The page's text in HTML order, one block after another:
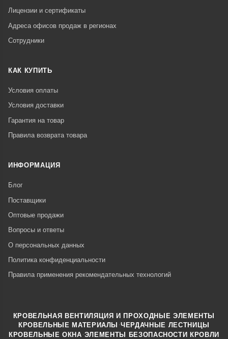
Лицензии и сертификаты
Адреса офисов продаж в регионах
Сотрудники
КАК КУПИТЬ
Условия оплаты
Условия доставки
Гарантия на товар
Правила возврата товара
ИНФОРМАЦИЯ
Блог
Поставщики
Оптовые продажи
Вопросы и ответы
О персональных данных
Политика конфиденциальности
Правила применения рекомендательных технологий
КРОВЕЛЬНАЯ ВЕНТИЛЯЦИЯ И ПРОХОДНЫЕ ЭЛЕМЕНТЫ
КРОВЕЛЬНЫЕ МАТЕРИАЛЫ ·ЧЕРДАЧНЫЕ ЛЕСТНИЦЫ
КРОВЕЛЬНЫЕ ОКНА ·ЭЛЕМЕНТЫ БЕЗОПАСНОСТИ КРОВЛИ